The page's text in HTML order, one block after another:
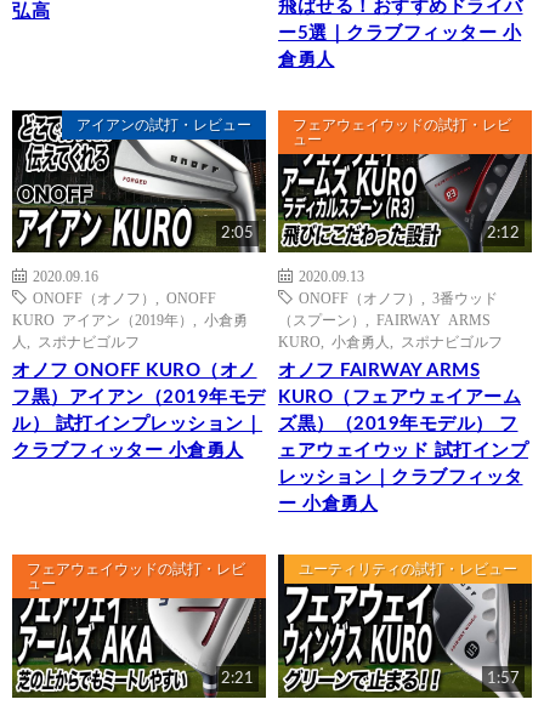
弘高
飛ばせる！おすすめドライバ
ー5選｜クラブフィッター 小
倉勇人
アイアンの試打・レビュー
2:05
2020.09.16
ONOFF（オノフ）
ONOFF
KURO アイアン（2019年）
小倉勇
人
スポナビゴルフ
オノフ ONOFF KURO（オノ
フ黒）アイアン（2019年モデ
ル） 試打インプレッション｜
クラブフィッター 小倉勇人
フェアウェイウッドの試打・レビ
ュー
2:12
2020.09.13
ONOFF（オノフ）
3番ウッド
（スプーン）
FAIRWAY ARMS
KURO
小倉勇人 スポナビゴルフ
オノフ FAIRWAY ARMS
KURO（フェアウェイアーム
ズ黒）（2019年モデル） フ
ェアウェイウッド 試打インプ
レッション｜クラブフィッタ
ー 小倉勇人
フェアウェイウッドの試打・レビ
ュー
2:21
ユーティリティの試打・レビュー
1:57